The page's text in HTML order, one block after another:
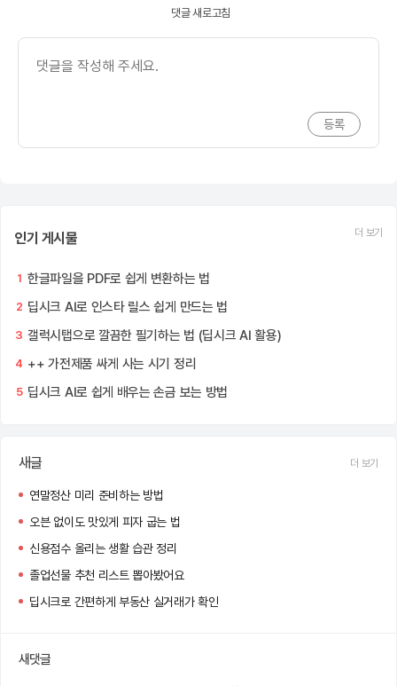
댓글 새로고침
인기 게시물 더 보기
1 한글파일을 PDF로 쉽게 변환하는 법
2 딥시크 AI로 인스타 릴스 쉽게 만드는 법
3 갤럭시탭으로 깔끔한 필기하는 법 (딥시크 AI 활용)
4 ++ 가전제품 싸게 사는 시기 정리
5 딥시크 AI로 쉽게 배우는 손금 보는 방법
새글 더 보기
연말정산 미리 준비하는 방법
오븐 없이도 맛있게 피자 굽는 법
신용점수 올리는 생활 습관 정리
졸업선물 추천 리스트 뽑아봤어요
딥시크로 간편하게 부동산 실거래가 확인
새댓글